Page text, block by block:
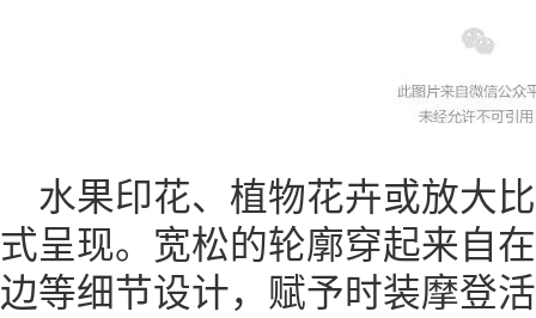
水果印花、植物花卉或放大
式呈现。宽松的轮廓穿起来自
边等细节设计，赋予时装摩登